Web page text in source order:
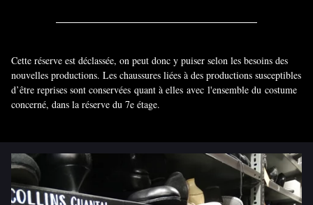
Cette réserve est déclassée, on peut donc y puiser selon les besoins des
nouvelles productions. Les chaussures liées à des productions susceptibles
d’être reprises sont conservées quant à elles avec l'ensemble du costume
concerné, dans la réserve du 7e étage.